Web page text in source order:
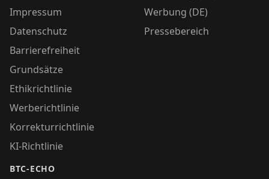
Impressum
Datenschutz
Barrierefreiheit
Grundsätze
Ethikrichtlinie
Werberichtlinie
Korrekturrichtlinie
KI-Richtlinie
BTC-ECHO
Werbung (DE)
Pressebereich